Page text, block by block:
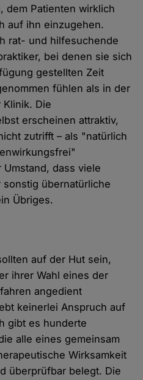
dem Patienten wirklich
auf ihn einzugehen.
rat- und hilfesuchende
bei denen sie sich
gestellten Zeit
fühlen als in der
Klinik. Die
erscheinen attraktiv,
zutrifft – als "natürlich
dass viele
übernatürliche
Übriges.
auf der Hut sein,
ihrer Wahl eines der
angedient
keinerlei Anspruch auf
gibt es hunderte
alle eines gemeinsam
Wirksamkeit
überprüfbar belegt. Die